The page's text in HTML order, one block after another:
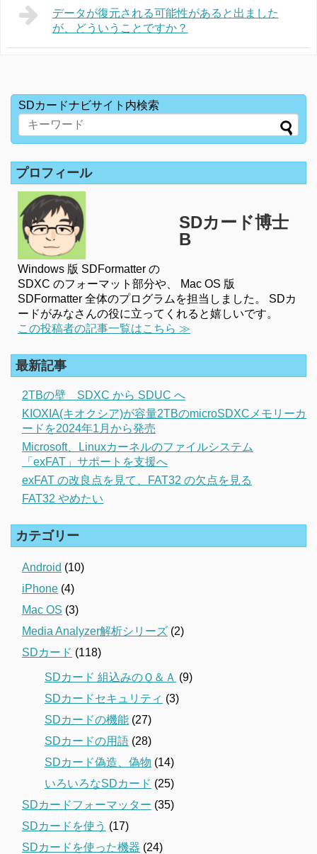
データが復元される可能性があると出ました
が、どういうことですか？
SDカードナビサイト内検索
プロフィール
SDカード博士
B
Windows 版 SDFormatter の
SDXC のフォーマット部分や、 Mac OS 版
SDFormatter 全体のプログラムを担当しました。 SDカ
ードがみなさんの役に立ってくれると嬉しいです。
この投稿者の記事一覧はこちら ≫
最新記事
2TBの壁 SDXC から SDUC へ
KIOXIA(キオクシア)が容量2TBのmicroSDXCメモリーカ
ードを2024年1月から発売
Microsoft、Linuxカーネルのファイルシステム
「exFAT」サポートを支援へ
exFAT の改良点を見て、FAT32 の欠点を見る
FAT32 やめたい
カテゴリー
Android (10)
iPhone (4)
Mac OS (3)
Media Analyzer解析シリーズ (2)
SDカード (118)
SDカード 組込みのＱ＆Ａ (9)
SDカードセキュリティ (3)
SDカードの機能 (27)
SDカードの用語 (28)
SDカード偽造、偽物 (14)
いろいろなSDカード (25)
SDカードフォーマッター (35)
SDカードを使う (17)
SDカードを使った機器 (24)